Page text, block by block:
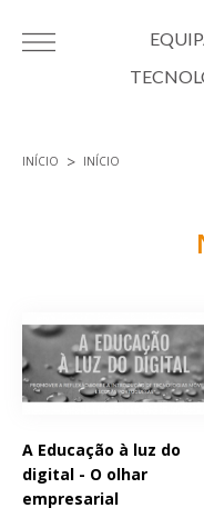
INÍCIO INÍCIO
A Educação à luz do
digital - O olhar
empresarial
Páginas